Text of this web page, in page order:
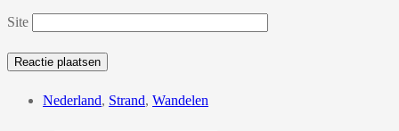
Site
Nederland, Strand, Wandelen